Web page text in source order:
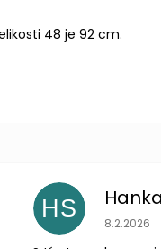
48 je 92 cm.
HS
8.2.2026